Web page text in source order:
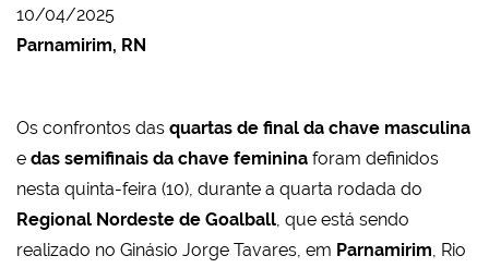
10/04/2025
Parnamirim, RN
Os confrontos das quartas de final da chave masculina
e das semifinais da chave feminina foram definidos
nesta quinta-feira (10), durante a quarta rodada do
Regional Nordeste de Goalball, que está sendo
realizado no Ginásio Jorge Tavares, em Parnamirim, Rio